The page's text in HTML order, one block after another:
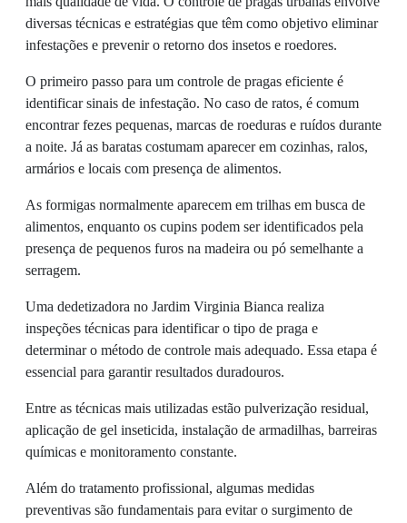
diversas técnicas e estratégias que têm como objetivo eliminar
infestações e prevenir o retorno dos insetos e roedores.
O primeiro passo para um controle de pragas eficiente é
identificar sinais de infestação. No caso de ratos, é comum
encontrar fezes pequenas, marcas de roeduras e ruídos durante
a noite. Já as baratas costumam aparecer em cozinhas, ralos,
armários e locais com presença de alimentos.
As formigas normalmente aparecem em trilhas em busca de
alimentos, enquanto os cupins podem ser identificados pela
presença de pequenos furos na madeira ou pó semelhante a
serragem.
Uma dedetizadora no Jardim Virginia Bianca realiza
inspeções técnicas para identificar o tipo de praga e
determinar o método de controle mais adequado. Essa etapa é
essencial para garantir resultados duradouros.
Entre as técnicas mais utilizadas estão pulverização residual,
aplicação de gel inseticida, instalação de armadilhas, barreiras
químicas e monitoramento constante.
Além do tratamento profissional, algumas medidas
preventivas são fundamentais para evitar o surgimento de